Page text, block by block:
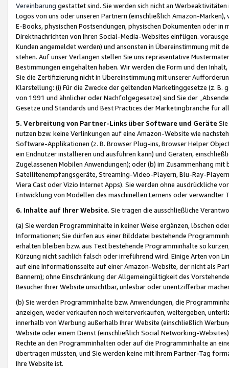
Vereinbarung gestattet sind. Sie werden sich nicht an
Logos von uns oder unseren Partnern (einschließlich Amazon-
E-Books, physischen Postsendungen, physischen Dokumenten oder in
Direktnachrichten von Ihren Social-Media-Websites einfügen.
Kunden angemeldet werden) und ansonsten in Übereinstimmung mit
stehen. Auf unser Verlangen stellen Sie uns repräsentative
Bestimmungen eingehalten haben. Wir werden die Form und den
Sie die Zertifizierung nicht in Übereinstimmung mit unserer
Klarstellung: (i) Für die Zwecke der geltenden Marketinggesetze (z. B.
von 1991 und ähnlicher oder Nachfolgegesetze) sind Sie der
Gesetze und Standards und Best Practices der Marketingbranche für
5. Verbreitung von Partner-Links über Software und Geräte
nutzen bzw. keine Verlinkungen auf eine Amazon-Website wie
Software-Applikationen (z. B. Browser Plug-ins, Browser Helper
ein Endnutzer installieren und ausführen kann) und Geräten,
Zugelassenen Mobilen Anwendungen); oder (b) im Zusammenhang
Satellitenempfangsgeräte, Streaming-Video-Playern, Blu-Ray-
Viera Cast oder Vizio Internet Apps). Sie werden ohne ausdrückliche
Entwicklung von Modellen des maschinellen Lernens oder
6. Inhalte auf Ihrer Website. Sie tragen die ausschließliche
(a) Sie werden Programminhalte in keiner Weise ergänzen, löschen
Informationen; Sie dürfen aus einer Bilddatei bestehende
erhalten bleiben bzw. aus Text bestehende Programminhalte so
Kürzung nicht sachlich falsch oder irreführend wird. Einige Arten von
auf eine Informationsseite auf einer Amazon-Website, der nicht als
Bannern); ohne Einschränkung der Allgemeingültigkeit des
Besucher Ihrer Website unsichtbar, unlesbar oder unentzifferbar
(b) Sie werden Programminhalte bzw. Anwendungen, die
anzeigen, weder verkaufen noch weiterverkaufen, weitergeben,
innerhalb von Werbung außerhalb Ihrer Website (einschließlich
Website oder einem Dienst (einschließlich Social Networking-
Rechte an den Programminhalten oder auf die Programminhalte an
übertragen müssten, und Sie werden keine mit Ihrem Partner-Tag
Ihre Website ist.